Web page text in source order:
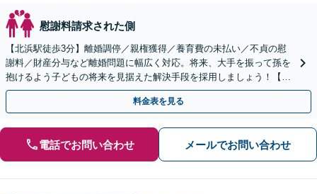
慰謝料請求された側
【北浜駅徒歩3分】離婚調停／親権獲得／養育費の未払い／不貞の慰
謝料／財産分与など離婚問題に幅広く対応。将来、大手を振って孫を
抱けるよう子どもの将来を見据えた解決手段を採用しましょう！【初
回相談無料】
料金表を見る
電話でお問い合わせ メールでお問い合わせ